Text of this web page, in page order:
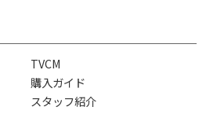
TVCM
購入ガイド
スタッフ紹介